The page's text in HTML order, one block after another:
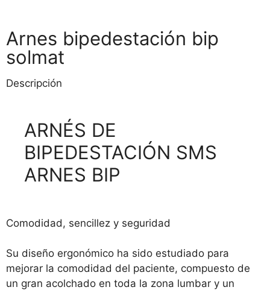
Arnes bipedestación bip
solmat
Descripción
ARNÉS DE
BIPEDESTACIÓN SMS
ARNES BIP
Comodidad, sencillez y seguridad
Su diseño ergonómico ha sido estudiado para
mejorar la comodidad del paciente, compuesto de
un gran acolchado en toda la zona lumbar y un